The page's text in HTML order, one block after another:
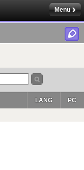
Menu
PC
LANG